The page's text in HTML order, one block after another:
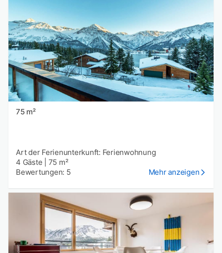
75 m²
Art der Ferienunterkunft: Ferienwohnung
4 Gäste
75 m²
Bewertungen: 5
Mehr anzeigen